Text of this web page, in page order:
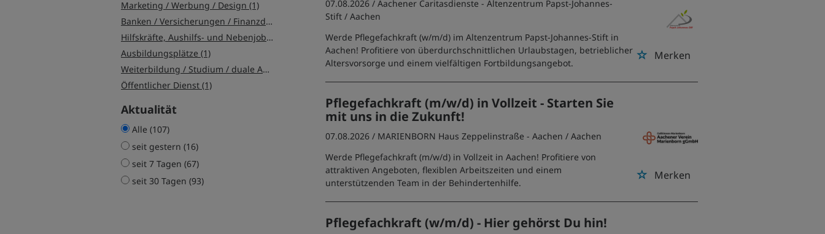
Marketing / Werbung / Design (1)
Banken / Versicherungen / Finanzdienstleister (1)
Hilfskräfte, Aushilfs- und Nebenjobs (1)
Ausbildungsplätze (1)
Weiterbildung / Studium / duale Ausbildung (1)
Öffentlicher Dienst (1)
Aktualität
Alle (107)
seit gestern (16)
seit 7 Tagen (67)
seit 30 Tagen (93)
Merken
07.08.2026 /Aachener Caritasdienste - Altenzentrum Papst-Johannes-
Stift / Aachen
Werde Pflegefachkraft (w/m/d) im Altenzentrum Papst-Johannes-Stift in
Aachen! Profitiere von überdurchschnittlichen Urlaubstagen, betrieblicher
Altersvorsorge und einem vielfältigen Fortbildungsangebot.
Pflegefachkraft (m/w/d) in Vollzeit - Starten Sie
mit uns in die Zukunft!
Merken
07.08.2026 / MARIENBORN Haus Zeppelinstraße - Aachen / Aachen
Werde Pflegefachkraft (m/w/d) in Vollzeit in Aachen! Profitiere von
attraktiven Angeboten, flexiblen Arbeitszeiten und einem
unterstützenden Team in der Behindertenhilfe.
Pflegefachkraft (w/m/d) - Hier gehörst Du hin!